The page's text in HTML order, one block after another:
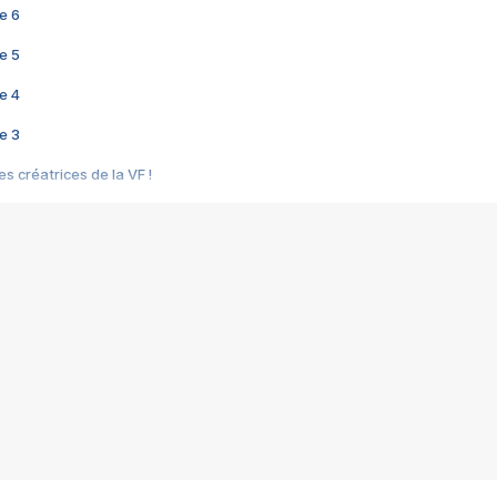
6
5
4
3
créatrices de la VF !